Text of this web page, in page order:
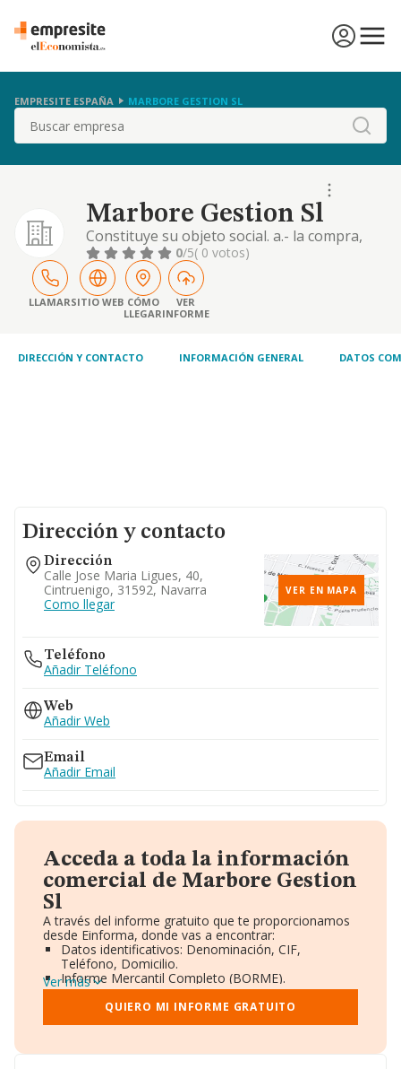
EMPRESITE ESPAÑA MARBORE GESTION SL
Buscar
Marbore Gestion Sl
Constituye su objeto social. a.- la compra,
venta y arrendamiento de toda clase de
bienes inmuebles. b.- la realizacion y
mediacion en todo tipo de actividades
inmobiliarias. c.- la compra, venta,
explotacion de placas s
0/5( 0 votos)
LLAMARSITIO WEB CÓMO
LLEGAR
VER
INFORME
DIRECCIÓN Y CONTACTO INFORMACIÓN GENERAL DATOS
Dirección y contacto
Dirección
Calle Jose Maria Ligues, 40,
Cintruenigo, 31592, Navarra
Como llegar
VER EN MAPA
Teléfono
Añadir Teléfono
Web
Añadir Web
Email
Añadir Email
Acceda a toda la información
comercial de Marbore Gestion
Sl
A través del informe gratuito que te proporcionamos
desde Einforma, donde vas a encontrar:
Datos identificativos: Denominación, CIF,
Teléfono, Domicilio.
Informe Mercantil Completo (BORME).
Gráficos de Evolución Ventas y Empleados.
Consejo de Administración y Administradores.
Directivos y Ejecutivos.
Ver más
QUIERO MI INFORME GRATUITO